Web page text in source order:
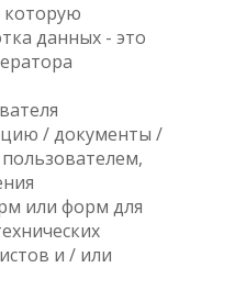
которую
данных - это
/ документы /
или форм для
и / или